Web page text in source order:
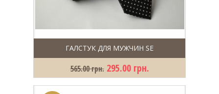
ГАЛСТУК ДЛЯ МУЖЧИН SE
565.00 грн. 295.00 грн.